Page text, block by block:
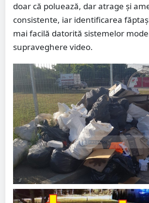
doar că poluează, dar atrage și
consistente, iar identificarea
mai facilă datorită sistemelor
supraveghere video.